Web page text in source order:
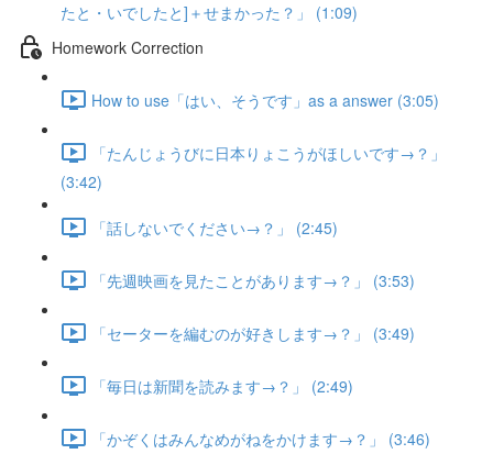
たと・いでしたと]＋せまかった？」 (1:09)
Homework Correction
How to use「はい、そうです」as a answer (3:05)
「たんじょうびに日本りょこうがほしいです→？」
(3:42)
「話しないでください→？」 (2:45)
「先週映画を見たことがあります→？」 (3:53)
「セーターを編むのが好きします→？」 (3:49)
「毎日は新聞を読みます→？」 (2:49)
「かぞくはみんなめがねをかけます→？」 (3:46)